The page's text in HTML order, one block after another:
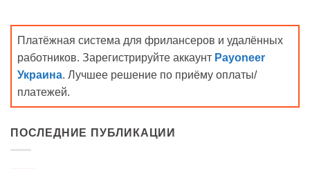
Платёжная система для фрилансеров и удалённых
работников. Зарегистрируйте аккаунт Payoneer
Украина. Лучшее решение по приёму оплаты/
платежей.
ПОСЛЕДНИЕ ПУБЛИКАЦИИ